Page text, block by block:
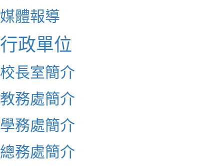
媒體報導
行政單位
校長室簡介
教務處簡介
學務處簡介
總務處簡介